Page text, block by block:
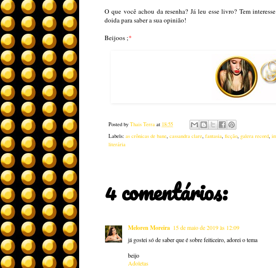
O que você achou da resenha? Já leu esse livro? Tem
doida para saber a sua opinião!
Beijoos ;*
Posted by Thais Terra at 18:55
Labels: as crônicas de bane, cassandra clare, fantasia, ficção, galera record,
literária
4 comentários:
Meloren Moreira 15 de maio de 2019 às 12:09
já gostei só de saber que é sobre feiticeiro, adorei o tema
beijo
Adoletas